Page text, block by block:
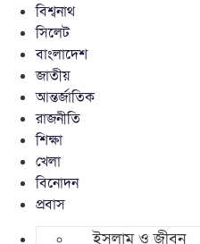
বিশ্বনাথ
সিলেট
বাংলাদেশ
জাতীয়
আন্তর্জাতিক
রাজনীতি
শিক্ষা
খেলা
বিনোদন
প্রবাস
ইসলাম ও জীবন